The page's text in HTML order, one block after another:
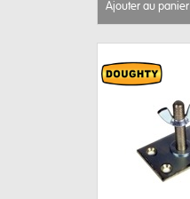
ajouter au panier